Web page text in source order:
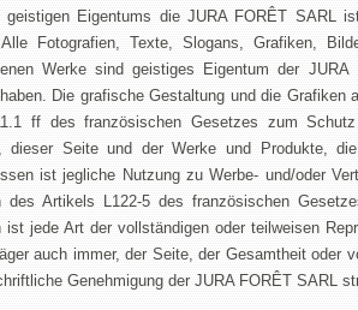
geistigen Eigentums die JURA FORÊT SARL
Fotografien, Texte, Slogans, Grafiken,
Werke sind geistiges Eigentum der
Die grafische Gestaltung und die
ff des französischen Gesetzes zum
dieser Seite und der Werke und Produkte,
ist jegliche Nutzung zu Werbe- und/oder
des Artikels L122-5 des französischen
ist jede Art der vollständigen oder teilweisen
auch immer, der Seite, der Gesamtheit oder
Genehmigung der JURA FORÊT SARL